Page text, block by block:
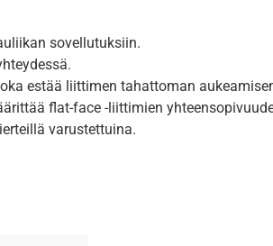
sovellutuksiin.
estää liittimen tahattoman
flat-face -liittimien
varustettuina.